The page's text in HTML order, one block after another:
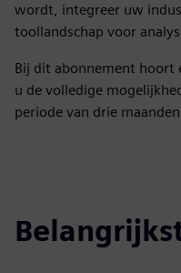
wordt, integreer uw
toollandschap voor
Bij dit abonnement hoort
u de volledige
periode van drie